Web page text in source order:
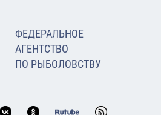
ФЕДЕРАЛЬНОЕ
АГЕНТСТВО
ПО РЫБОЛОВСТВУ